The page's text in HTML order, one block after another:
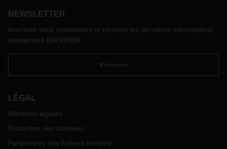
capitale, à quelque 300 kilomètres de là. Face à la menace
NEWSLETTER
Inscrivez-vous maintenant et recevez les dernières informations
concernant DACHSER
S'inscrire
LÉGAL
Mentions légales
Protection des données
Paramètres des fichiers témoins